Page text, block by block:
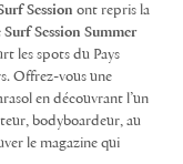
Session ont repris la
Surf Session Summer
les spots du Pays
Offrez-vous une
en découvrant l’un
bodyboardeur, au
le magazine qui